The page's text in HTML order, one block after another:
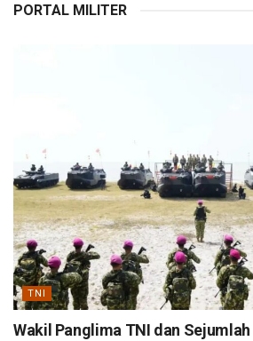
PORTAL MILITER
TNI
Wakil Panglima TNI dan